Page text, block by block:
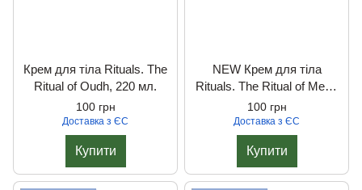
Крем для тіла Rituals. The
Ritual of Oudh, 220 мл.
100 грн
Доставка з ЄС
Купити
NEW Крем для тіла
Rituals. The Ritual of Mehr,
220 мл.
100 грн
Доставка з ЄС
Купити